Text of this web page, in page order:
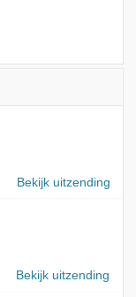
Bekijk uitzending
Bekijk uitzending